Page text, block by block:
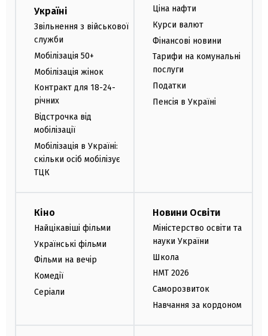
Україні
Звільнення з військової
служби
Мобілізація 50+
Мобілізація жінок
Контракт для 18-24-
річних
Відстрочка від
мобілізації
Мобілізація в Україні:
скільки осіб мобілізує
ТЦК
Ціна нафти
Курси валют
Фінансові новини
Тарифи на комунальні
послуги
Податки
Пенсія в Україні
Кіно
Найцікавіші фільми
Українські фільми
Фільми на вечір
Комедії
Серіали
Новини Освіти
Міністерство освіти та
науки України
Школа
НМТ 2026
Саморозвиток
Навчання за кордоном